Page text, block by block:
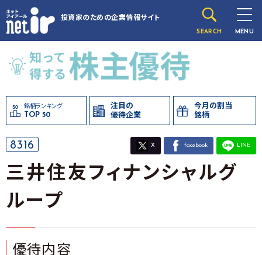
投資家のための企業情報サイト
SEARCH MENU
銘柄ランキング
TOP 50
注目の
優待企業
今月の割当
銘柄
8316 X facebook LINE
三井住友フィナンシャルグ
ループ
優待内容